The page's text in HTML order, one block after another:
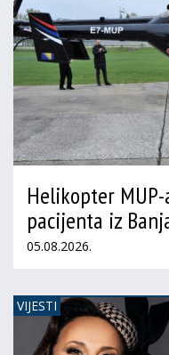
Helikopter
pacijenta iz
05.08.2026.
VIJESTI